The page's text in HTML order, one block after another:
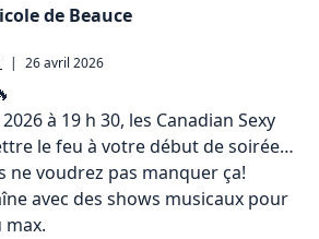
de Beauce
| 26 avril 2026
à 19 h 30, les Canadian Sexy
le feu à votre début de soirée…
ne voudrez pas manquer ça!
avec des shows musicaux pour
max.